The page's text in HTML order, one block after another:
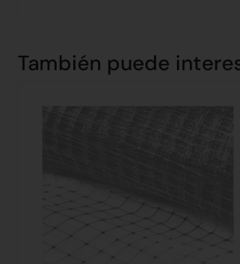
También puede